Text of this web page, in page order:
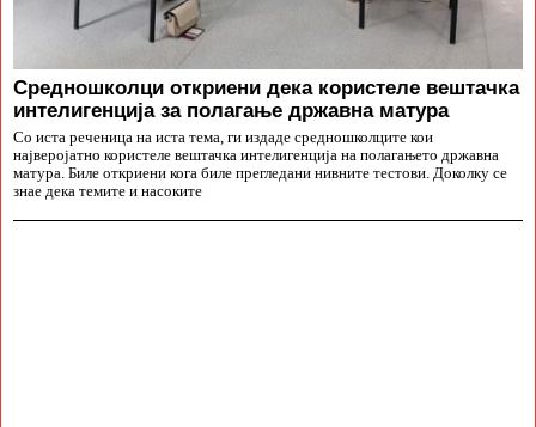
Средношколци откриени дека користеле вештачка
интелигенција за полагање државна матура
Со иста реченица на иста тема, ги издаде средношколците кои
најверојатно користеле вештачка интелигенција на полагањето државна
матура. Биле откриени кога биле прегледани нивните тестови. Доколку се
знае дека темите и насоките